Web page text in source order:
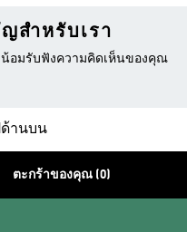
สำหรับเรา
อมรับฟังความคิดเห็นของคุณ
านบน
ตะกร้าของคุณ (0)